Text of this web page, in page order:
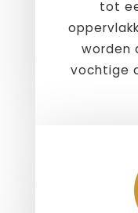
tot
worden
vochtige